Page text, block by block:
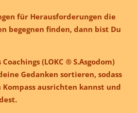
für Herausforderungen die
begegnen finden, dann bist Du
(LOKC ® S.Asgodom)
Gedanken sortieren, sodass
ausrichten kannst und